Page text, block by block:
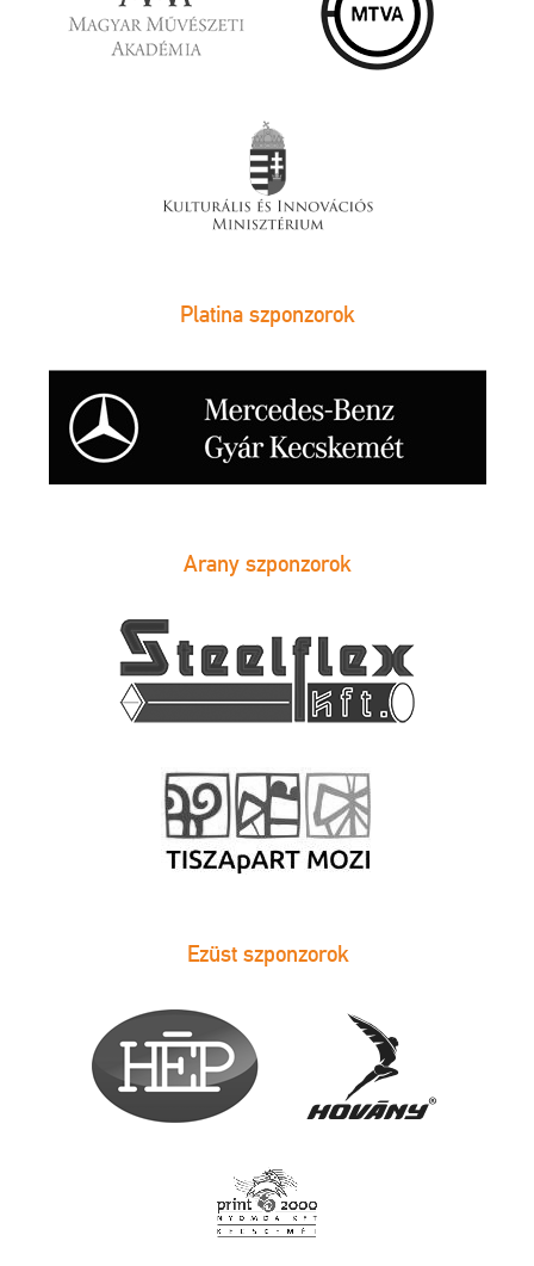
Platina szponzorok
Arany szponzorok
Ezüst szponzorok